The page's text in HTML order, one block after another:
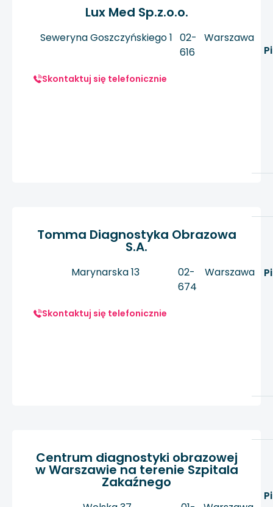
Lux Med Sp.z.o.o.
Seweryna Goszczyńskiego 1 02-
616
Warszawa
Skontaktuj się telefonicznie
Tomma Diagnostyka Obrazowa
S.A.
Marynarska 13
02-
674
Warszawa
Skontaktuj się telefonicznie
Centrum diagnostyki obrazowej
w Warszawie na terenie Szpitala
Zakaźnego